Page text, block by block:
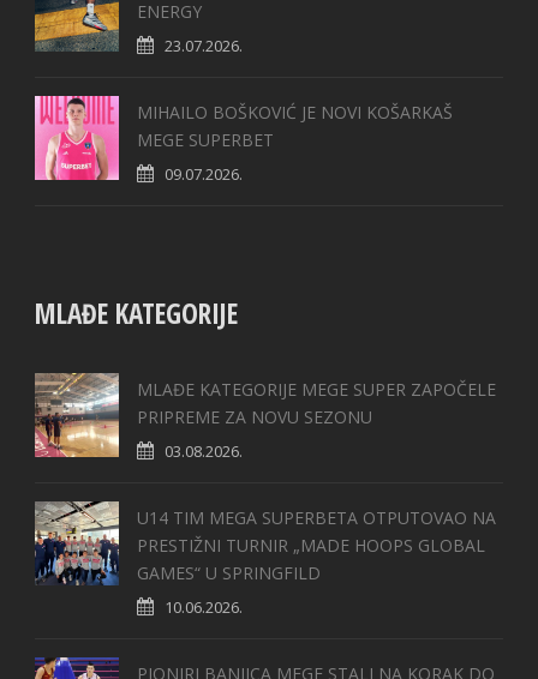
ENERGY
23.07.2026.
MIHAILO BOŠKOVIĆ JE NOVI KOŠARKAŠ
MEGE SUPERBET
09.07.2026.
MLAĐE KATEGORIJE
MLAĐE KATEGORIJE MEGE SUPER ZAPOČELE
PRIPREME ZA NOVU SEZONU
03.08.2026.
U14 TIM MEGA SUPERBETA OTPUTOVAO NA
PRESTIŽNI TURNIR „MADE HOOPS GLOBAL
GAMES“ U SPRINGFILD
10.06.2026.
PIONIRI BANJICA MEGE STALI NA KORAK DO